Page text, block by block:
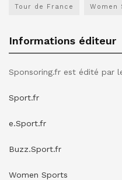
Tour de France Women
Informations éditeur
Sponsoring.fr est édité par
Sport.fr
e.Sport.fr
Buzz.Sport.fr
Women Sports